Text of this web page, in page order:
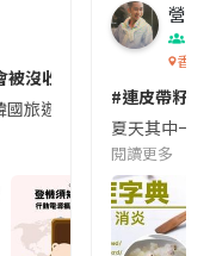
沒收😱出發前切記檢查
國旅遊的民眾，近期要
營養
香港
#連皮帶籽
夏天其中一
閱讀更多